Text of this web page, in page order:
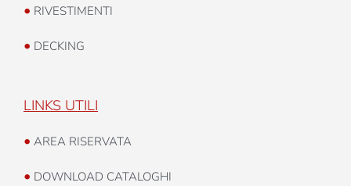
• RIVESTIMENTI
• DECKING
LINKS UTILI
• AREA RISERVATA
• DOWNLOAD CATALOGHI